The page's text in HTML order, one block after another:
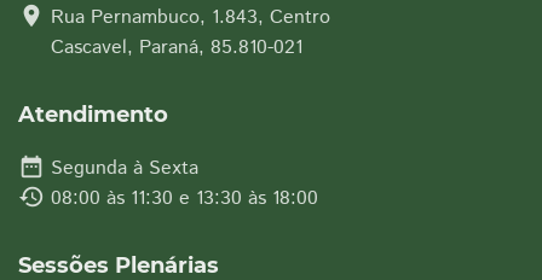
location_on Rua Pernambuco, 1.843, Centro
Cascavel, Paraná, 85.810-021
Atendimento
date_range Segunda à Sexta
history 08:00 às 11:30 e 13:30 às 18:00
Sessões Plenárias